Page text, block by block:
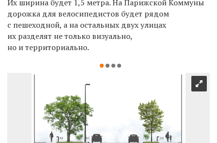
Их ширина будет 1,5 метра. На Парижской Коммуны
дорожка для велосипедистов будет рядом
с пешеходной, а на остальных двух улицах
их разделят не только визуально,
но и территориально.